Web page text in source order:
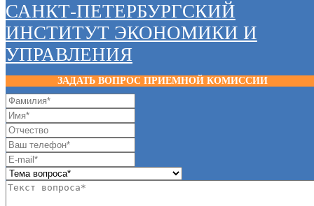
САНКТ-ПЕТЕРБУРГСКИЙ
ИНСТИТУТ ЭКОНОМИКИ И
УПРАВЛЕНИЯ
ЗАДАТЬ ВОПРОС ПРИЕМНОЙ КОМИССИИ